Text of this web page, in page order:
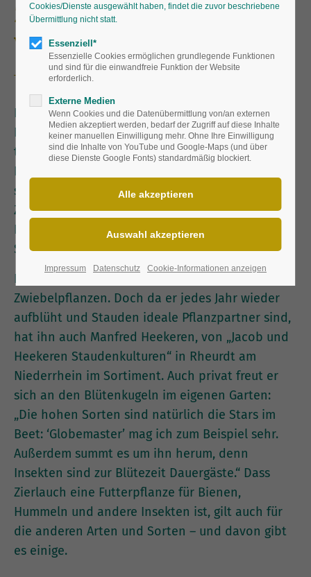
Zierlauch ist bunt und
vielseitig
Bescheidenheit sieht anders aus: Seine
Blütenbälle sind nicht zu übersehen und
trotzdem braucht Zierlauch verlässliche
Begleiter. Mit Stauden kombiniert, entfaltet er
seine volle Schönheit. Wer im Herbst keine
Zwiebeln in die Erde gesteckt hat, bekommt im
Frühling vorgezogene Zierlauch-Pflanzen in der
Staudengärtnerei.
Eigentlich gehört Zierlauch (
Zwiebelpflanzen. Doch da er jedes Jahr wieder
aufblüht und Stauden ideale Pflanzpartner sind,
hat ihn auch Manfred Heekeren, von „Jacob und
Heekeren Staudenkulturen“ in Rheurdt am
Niederrhein im Sortiment. Auch privat freut er
sich an den Blütenkugeln im eigenen Garten:
„Die hohen Sorten sind natürlich die Stars im
Beet: ‘Globemaster’ mag ich zum Beispiel sehr.
Außerdem summt es um ihn herum, denn
Insekten sind zur Blütezeit Dauergäste.“ Dass
Zierlauch eine Futterpflanze für Bienen,
Hummeln und andere Insekten ist, gilt auch für
die anderen Arten und Sorten – und davon gibt
es einige.
Cookies/Dienste ausgewählt haben, findet die zuvor beschriebene
Übermittlung nicht statt.
Essenziell*
Essenzielle Cookies ermöglichen grundlegende Funktionen
und sind für die einwandfreie Funktion der Website
erforderlich.
Externe Medien
Wenn Cookies und die Datenübermittlung von/an externen
Medien akzeptiert werden, bedarf der Zugriff auf diese Inhalte
keiner manuellen Einwilligung mehr. Ohne Ihre Einwilligung
sind die Inhalte von YouTube und Google-Maps (und über
diese Dienste Google Fonts) standardmäßig blockiert.
Impressum Datenschutz Cookie-Informationen anzeigen